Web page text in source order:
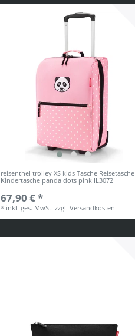
reisenthel trolley XS kids Tasche Reisetasche
Kindertasche panda dots pink IL3072
67,90 € *
* inkl. ges. MwSt. zzgl.Versandkosten